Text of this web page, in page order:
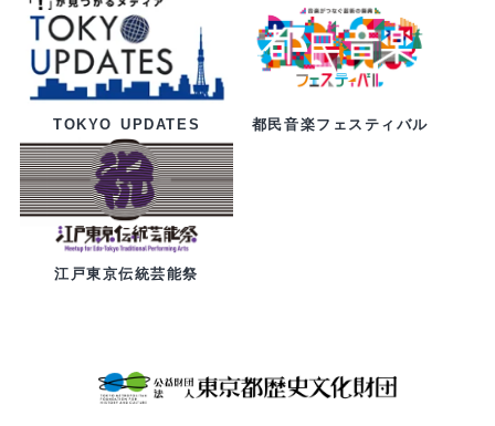
TOKYO UPDATES 都民音楽フェスティバル
江戸東京伝統芸能祭